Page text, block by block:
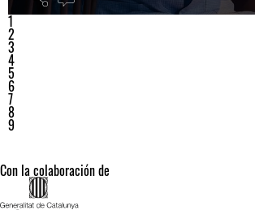
1
2
3
4
5
6
7
8
9
Con la colaboración de